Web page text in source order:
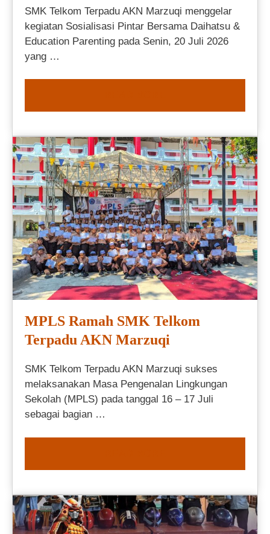
SMK Telkom Terpadu AKN Marzuqi menggelar
kegiatan Sosialisasi Pintar Bersama Daihatsu &
Education Parenting pada Senin, 20 Juli 2026
yang …
MPLS Ramah SMK Telkom
Terpadu AKN Marzuqi
SMK Telkom Terpadu AKN Marzuqi sukses
melaksanakan Masa Pengenalan Lingkungan
Sekolah (MPLS) pada tanggal 16 – 17 Juli
sebagai bagian …